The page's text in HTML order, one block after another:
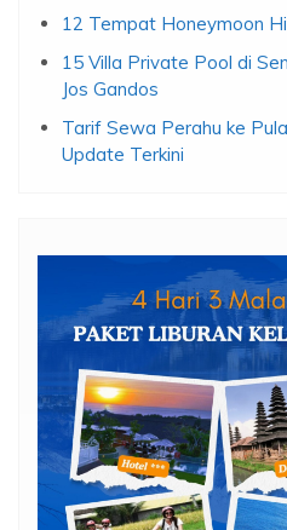
12 Tempat Honeymoon
15 Villa Private Pool di
Jos Gandos
Tarif Sewa Perahu ke
Update Terkini